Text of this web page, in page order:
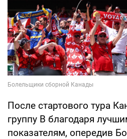
После стартового тура
группу B благодаря
показателям, опередив